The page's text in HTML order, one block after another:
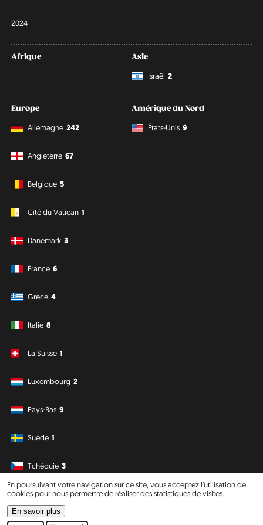
En poursuivant votre navigation sur ce site, vous acceptez l’utilisation de
cookies pour nous permettre de réaliser des statistiques de visites.
En savoir plus
2024
Afrique
Asie
Israël 2
Europe
Allemagne 242
Angleterre 67
Belgique 5
Cité du Vatican 1
Danemark 3
France 6
Grèce 4
Italie 8
La Suisse 1
Luxembourg 2
Pays-Bas 9
Suède 1
Tchéquie 3
Amérique du Nord
États-Unis 9
Amérique du Sud Océanie
Philipp J. Conrad
Website